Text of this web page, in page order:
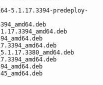
5.1.17.3394-predeploy-